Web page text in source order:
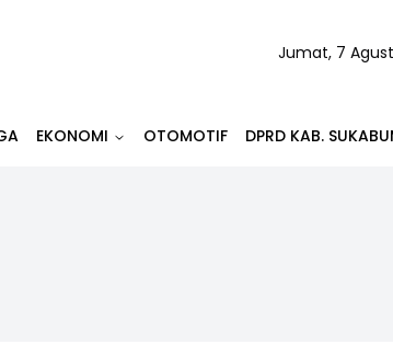
Jumat, 7
EKONOMI OTOMOTIF DPRD KAB.